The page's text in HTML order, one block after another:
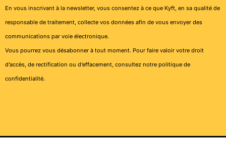
En vous inscrivant à la newsletter, vous consentez à ce que Kyft, en sa qualité de
responsable de traitement, collecte vos données afin de vous envoyer des
communications par voie électronique.
Vous pourrez vous désabonner à tout moment. Pour faire valoir votre droit
d’accès, de rectification ou d’effacement, consultez notre politique de
confidentialité.